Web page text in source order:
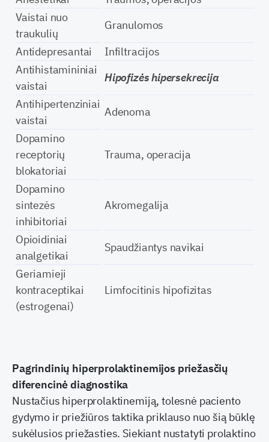
Vaistai nuo
traukulių
Granulomos
Antidepresantai
Infiltracijos
Antihistamininiai
vaistai
Hipofizės hipersekrecija
Antihipertenziniai
vaistai
Adenoma
Dopamino
receptorių
blokatoriai
Trauma, operacija
Dopamino
sintezės
inhibitoriai
Akromegalija
Opioidiniai
analgetikai
Spaudžiantys navikai
Geriamieji
kontraceptikai
(estrogenai)
Limfocitinis hipofizitas
Pagrindinių hiperprolaktinemijos priežasčių
diferencinė diagnostika
Nustačius hiperprolaktinemiją, tolesnė paciento
gydymo ir priežiūros taktika priklauso nuo šią būklę
sukėlusios priežasties. Siekiant nustatyti prolaktino